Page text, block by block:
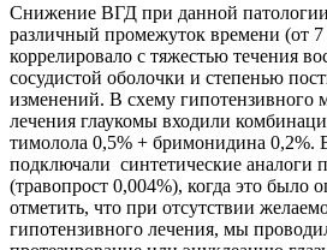
Снижение ВГД при данной патологии
различный промежуток времени (от 7
коррелировало с тяжестью течения
сосудистой оболочки и степенью
изменений. В схему гипотензивного
лечения глаукомы входили
тимолола 0,5% + бримонидина 0,2%.
подключали синтетические аналоги
(травопрост 0,004%), когда это было
отметить, что при отсутствии
гипотензивного лечения, мы